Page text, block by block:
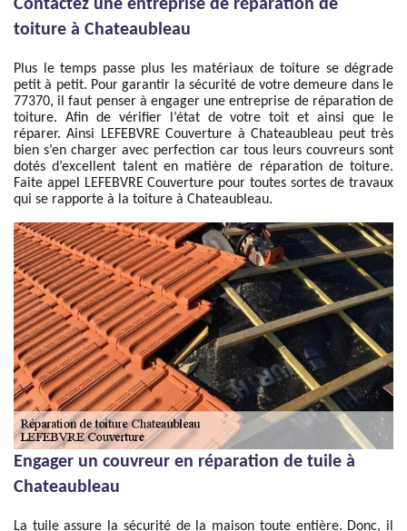
Contactez une entreprise de réparation de
toiture à Chateaubleau
Plus le temps passe plus les matériaux de toiture se dégrade
petit à petit. Pour garantir la sécurité de votre demeure dans le
77370, il faut penser à engager une entreprise de réparation de
toiture. Afin de vérifier l’état de votre toit et ainsi que le
réparer. Ainsi LEFEBVRE Couverture à Chateaubleau peut très
bien s’en charger avec perfection car tous leurs couvreurs sont
dotés d’excellent talent en matière de réparation de toiture.
Faite appel LEFEBVRE Couverture pour toutes sortes de travaux
qui se rapporte à la toiture à Chateaubleau.
Engager un couvreur en réparation de tuile à
Chateaubleau
La tuile assure la sécurité de la maison toute entière. Donc, il